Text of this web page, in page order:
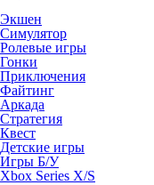
Экшен
Симулятор
Ролевые игры
Гонки
Приключения
Файтинг
Аркада
Стратегия
Квест
Детские игры
Игры Б/У
Xbox Series X/S